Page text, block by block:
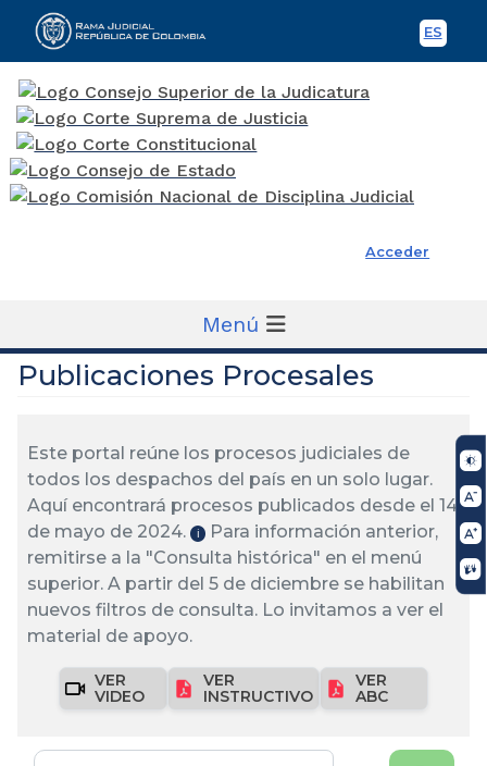
ES
Rama Judicial
Acceder
Menú
Publicaciones Procesales
Este portal reúne los procesos judiciales de
todos los despachos del país en un solo lugar.
Aquí encontrará procesos publicados desde el 14
de mayo de 2024.
ℹ️
Para información anterior,
remitirse a la "Consulta histórica" en el menú
superior. A partir del 5 de diciembre se habilitan
nuevos filtros de consulta. Lo invitamos a ver el
material de apoyo.
VER
VIDEO
VER
INSTRUCTIVO
VER
ABC